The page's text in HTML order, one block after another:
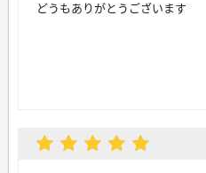
どうもありがとうございます